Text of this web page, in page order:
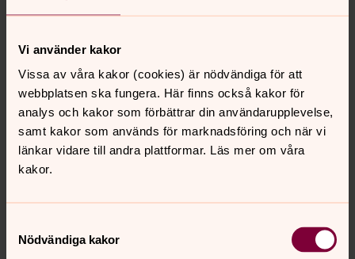
Vi använder kakor
Vissa av våra kakor (cookies) är nödvändiga för att
webbplatsen ska fungera. Här finns också kakor för
analys och kakor som förbättrar din användarupplevelse,
samt kakor som används för marknadsföring och när vi
länkar vidare till andra plattformar. Läs mer om våra
kakor.
Nödvändiga kakor
Personalsekreterare, Jämshögs församling